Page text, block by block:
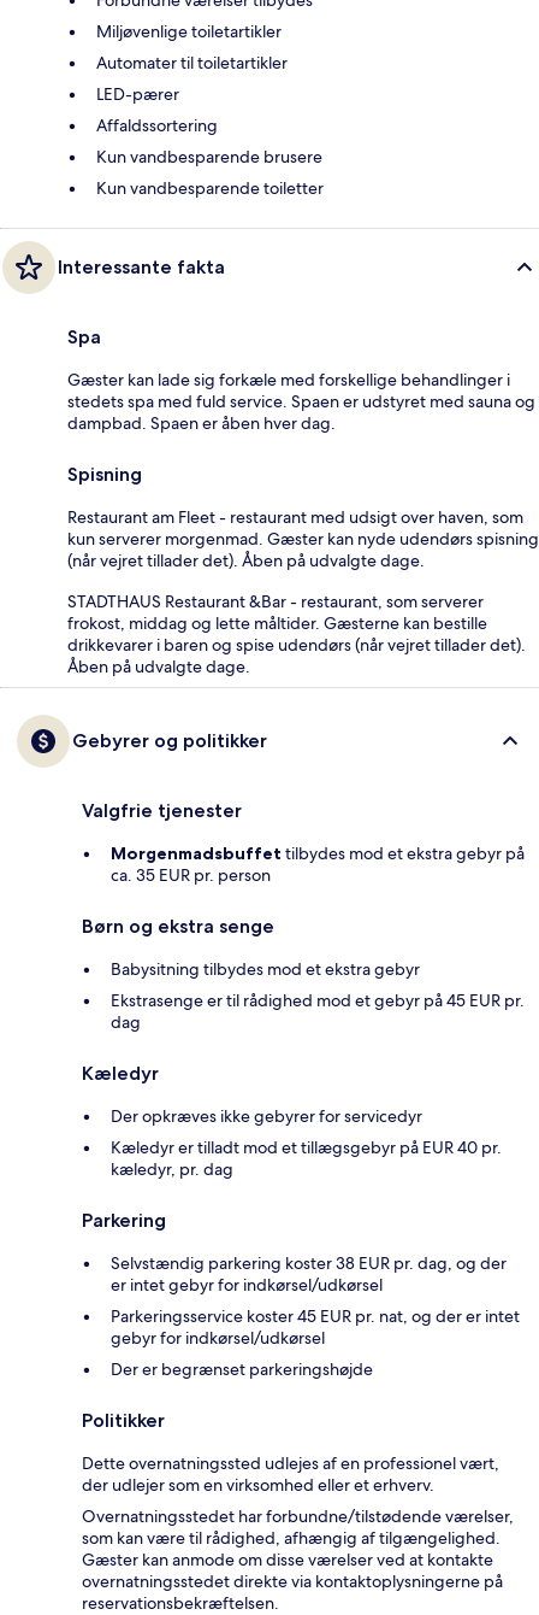
Miljøvenlige toiletartikler
Automater til toiletartikler
LED-pærer
Affaldssortering
Kun vandbesparende brusere
Kun vandbesparende toiletter
Interessante fakta
Spa
Gæster kan lade sig forkæle med forskellige behandlinger i
stedets spa med fuld service. Spaen er udstyret med sauna og
dampbad. Spaen er åben hver dag.
Spisning
Restaurant am Fleet - restaurant med udsigt over haven, som
kun serverer morgenmad. Gæster kan nyde udendørs spisning
(når vejret tillader det). Åben på udvalgte dage.
STADTHAUS Restaurant &Bar - restaurant, som serverer
frokost, middag og lette måltider. Gæsterne kan bestille
drikkevarer i baren og spise udendørs (når vejret tillader det).
Åben på udvalgte dage.
Gebyrer og politikker
Valgfrie tjenester
Morgenmadsbuffet tilbydes mod et ekstra gebyr på
ca. 35 EUR pr. person
Børn og ekstra senge
Babysitning tilbydes mod et ekstra gebyr
Ekstrasenge er til rådighed mod et gebyr på 45 EUR pr.
dag
Kæledyr
Der opkræves ikke gebyrer for servicedyr
Kæledyr er tilladt mod et tillægsgebyr på EUR 40 pr.
kæledyr, pr. dag
Parkering
Selvstændig parkering koster 38 EUR pr. dag, og der
er intet gebyr for indkørsel/udkørsel
Parkeringsservice koster 45 EUR pr. nat, og der er intet
gebyr for indkørsel/udkørsel
Der er begrænset parkeringshøjde
Politikker
Dette overnatningssted udlejes af en professionel vært,
der udlejer som en virksomhed eller et erhverv.
Overnatningsstedet har forbundne/tilstødende værelser,
som kan være til rådighed, afhængig af tilgængelighed.
Gæster kan anmode om disse værelser ved at kontakte
overnatningsstedet direkte via kontaktoplysningerne på
reservationsbekræftelsen.